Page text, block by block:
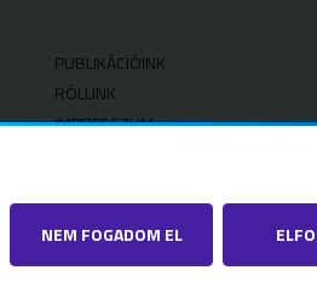
NEM FOGADOM EL
PUBLIKÁCIÓINK
RÓLUNK
IMPRESSZUM